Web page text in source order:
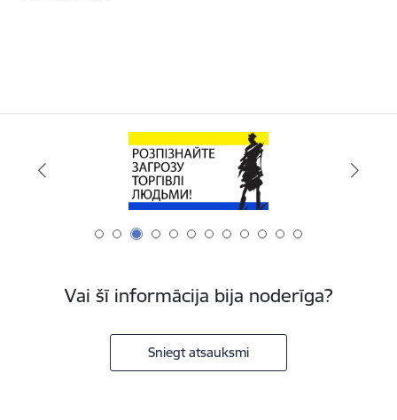
Vai šī informācija bija noderīga?
Sniegt atsauksmi